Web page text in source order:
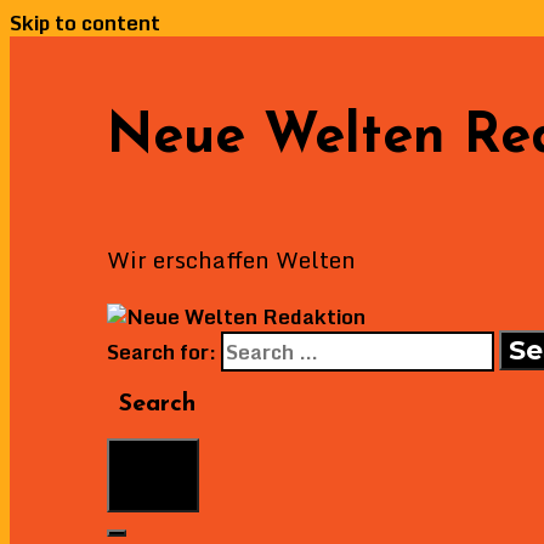
Skip to content
Neue Welten
Wir erschaffen Welten
Search for:
Search